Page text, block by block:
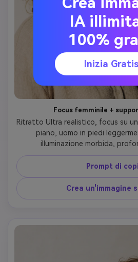
Focus femminile +
Ritratto Ultra realistico, focus su
piano, uomo in piedi
illuminazione morbida,
cinematografica, toni naturali
Instagram, sottile connessione
Prompt di
Crea un'immagine
IA
100%
Inizia